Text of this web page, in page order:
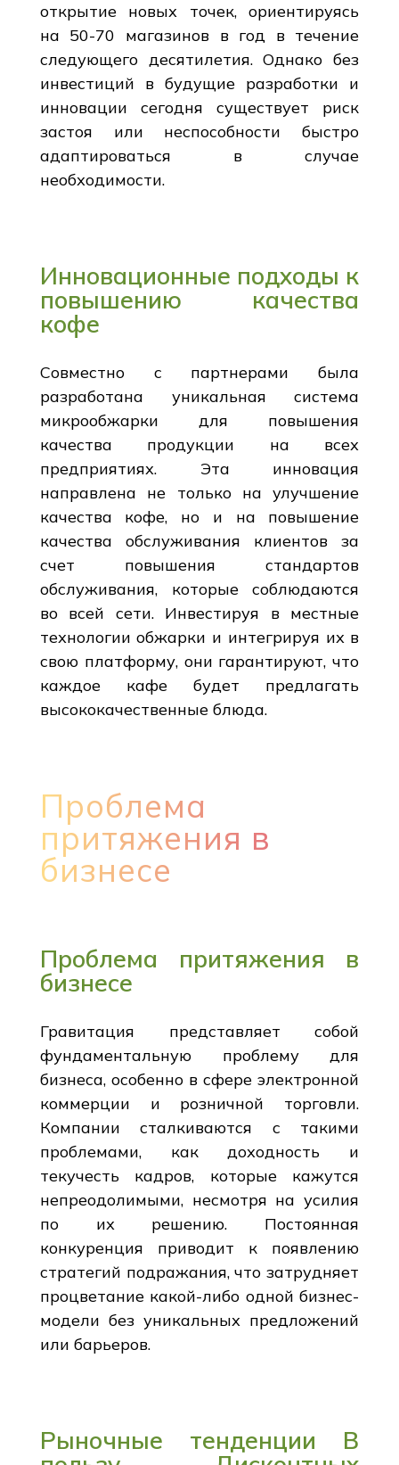
открытие новых точек, ориентируясь
на 50-70 магазинов в год в течение
следующего десятилетия. Однако без
инвестиций в будущие разработки и
инновации сегодня существует риск
застоя или неспособности быстро
адаптироваться в случае
необходимости.
Инновационные подходы к
повышению качества
кофе
Совместно с партнерами была
разработана уникальная система
микрообжарки для повышения
качества продукции на всех
предприятиях. Эта инновация
направлена не только на улучшение
качества кофе, но и на повышение
качества обслуживания клиентов за
счет повышения стандартов
обслуживания, которые соблюдаются
во всей сети. Инвестируя в местные
технологии обжарки и интегрируя их в
свою платформу, они гарантируют, что
каждое кафе будет предлагать
высококачественные блюда.
Проблема
притяжения в
бизнесе
Проблема притяжения в
бизнесе
Гравитация представляет собой
фундаментальную проблему для
бизнеса, особенно в сфере электронной
коммерции и розничной торговли.
Компании сталкиваются с такими
проблемами, как доходность и
текучесть кадров, которые кажутся
непреодолимыми, несмотря на усилия
по их решению. Постоянная
конкуренция приводит к появлению
стратегий подражания, что затрудняет
процветание какой-либо одной бизнес-
модели без уникальных предложений
или барьеров.
Рыночные тенденции В